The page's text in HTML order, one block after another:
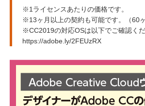
※1ライセンスあたりの価格です。
※13ヶ月以上の契約も可能です。（60ヶ
※CC2019の対応OSは以下でご確認くだ
https://adobe.ly/2FEUzRX